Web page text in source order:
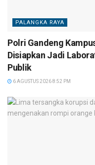
PALANGKA RAYA
Polri Gandeng
Disiapkan Jadi
Publik
6 AGUSTUS 2026 8:52 PM